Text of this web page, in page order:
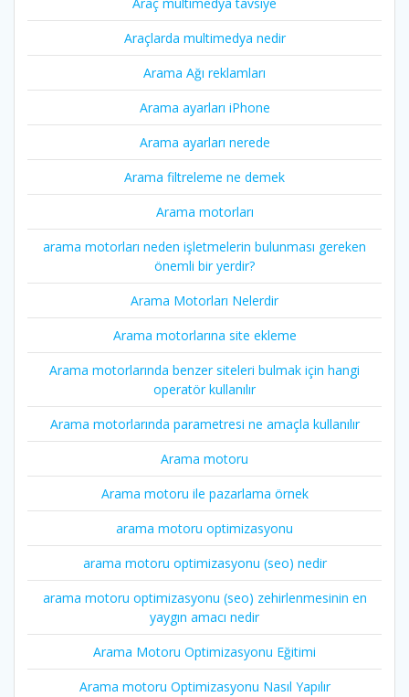
Araçlarda multimedya nedir
Arama Ağı reklamları
Arama ayarları iPhone
Arama ayarları nerede
Arama filtreleme ne demek
Arama motorları
arama motorları neden işletmelerin bulunması gereken
önemli bir yerdir?
Arama Motorları Nelerdir
Arama motorlarına site ekleme
Arama motorlarında benzer siteleri bulmak için hangi
operatör kullanılır
Arama motorlarında parametresi ne amaçla kullanılır
Arama motoru
Arama motoru ile pazarlama örnek
arama motoru optimizasyonu
arama motoru optimizasyonu (seo) nedir
arama motoru optimizasyonu (seo) zehirlenmesinin en
yaygın amacı nedir
Arama Motoru Optimizasyonu Eğitimi
Arama motoru Optimizasyonu Nasıl Yapılır